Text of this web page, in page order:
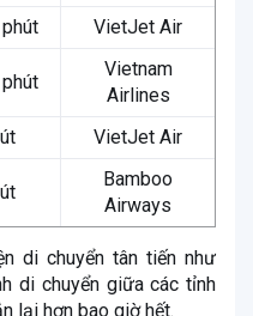
VietJet Air
Vietnam
Airlines
VietJet Air
Bamboo
Airways
di chuyển tân tiến như
di chuyển giữa các tỉnh
lại hơn bao giờ hết.